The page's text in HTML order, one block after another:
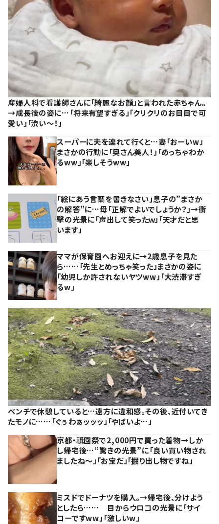
産婦人科で看護師さんに「綺麗なお顔」と言われた赤ちゃん。
→成長後の姿に…「将来有望すぎる」「クリクリのお目目で可
愛い」「渋い～！」
スーパーに夫を連れて行くと…妻「おーいw」
まさかの行動に「奥さん美人！」「めっちゃわか
るww」「楽しそうww」
「絵にあう言葉を書きなさい」息子の”まさか
の解答”に…母「正解でよいでしょうか？」→衝
撃の光景に「声出して笑ったｗ」「天才だと思
います」
ママが保育園へお迎えに→2歳息子を見た
ら……「先生とめっちゃ笑った」まさかの姿に
「幼児しか許されないヤツww」「大渋滞すぎ
るw」
ベンチで休憩していると…遠方に違和感。その後、近付いてき
たモノに……「ぐぅわぁッッッ」「やばいよ…」
京都・祇園祭で2,000円で買った着物→しか
し帰宅後…“驚きの光景”に「良い買い物され
ましたね～」「お宝だ」「掘り出し物ですね」
ミスドでドーナツを購入。→帰宅後、分けよう
としたら…… 目からウロコの光景に「サイ
コーですww」「激しいw」